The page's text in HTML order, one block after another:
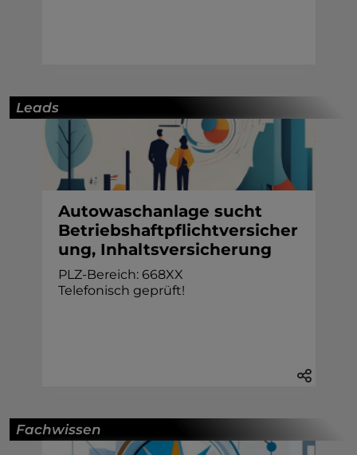
Leads
Autowaschanlage sucht
Betriebshaftpflichtversicher
ung, Inhaltsversicherung
PLZ-Bereich: 668XX
Telefonisch geprüft!
Fachwissen